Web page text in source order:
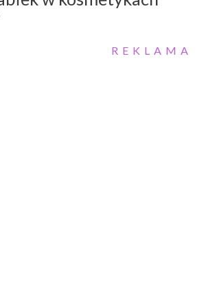
REKLAMA